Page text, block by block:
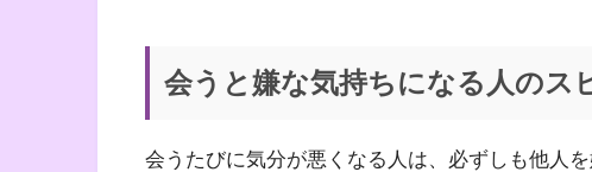
会うと嫌な気持ちになる人のス
会うたびに気分が悪くなる人は、必ずしも他人